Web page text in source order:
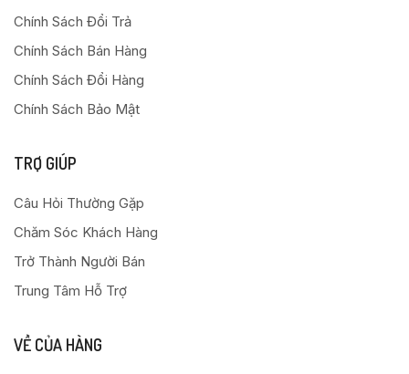
Chính Sách Đổi Trả
Chính Sách Bán Hàng
Chính Sách Đổi Hàng
Chính Sách Bảo Mật
TRỢ GIÚP
Câu Hỏi Thường Gặp
Chăm Sóc Khách Hàng
Trở Thành Người Bán
Trung Tâm Hỗ Trợ
VỀ CỦA HÀNG